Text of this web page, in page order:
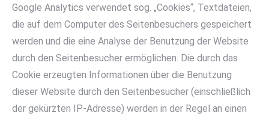
Google Analytics verwendet sog. „Cookies“, Textdateien,
die auf dem Computer des Seitenbesuchers gespeichert
werden und die eine Analyse der Benutzung der Website
durch den Seitenbesucher ermöglichen. Die durch das
Cookie erzeugten Informationen über die Benutzung
dieser Website durch den Seitenbesucher (einschließlich
der gekürzten IP-Adresse) werden in der Regel an einen